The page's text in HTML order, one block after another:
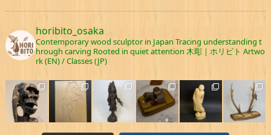
horibito_osaka
Contemporary wood sculptor in Japan Tracing understanding t
hrough carving Rooted in quiet attention 木彫｜ホリビト Artwo
rk (EN) / Classes (JP)